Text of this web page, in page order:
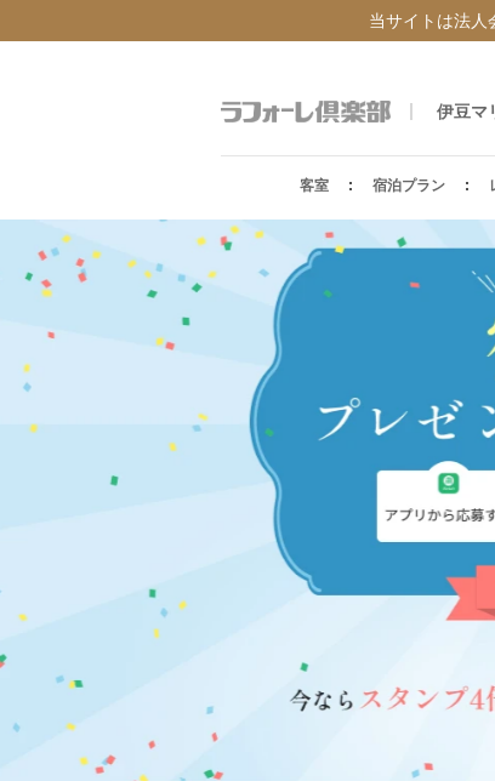
当サイトは法人
伊豆マ
客室 宿泊プラン